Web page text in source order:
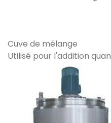
Cuve de mélange
Utilisé pour l'addition